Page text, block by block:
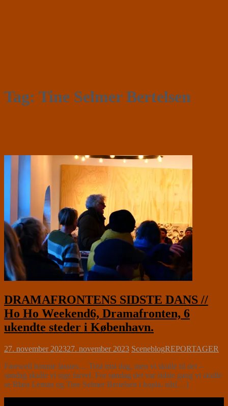
Tag: Tine Selmer Bertelsen
DRAMAFRONTENS SIDSTE DANS //
Ho Ho Weekend6, Dramafronten, 6
ukendte steder i København.
27. november 202327. november 2023 SceneblogREPORTAGER
Farewell bonnie lassies… Trist trist dag, men vi skulle til det –
søndag skulle vi sige farvel. For søndag det var sidste gang vi skulle
se Rhea Leman og Tine Selmer Bertelsen i hopla, når[…]